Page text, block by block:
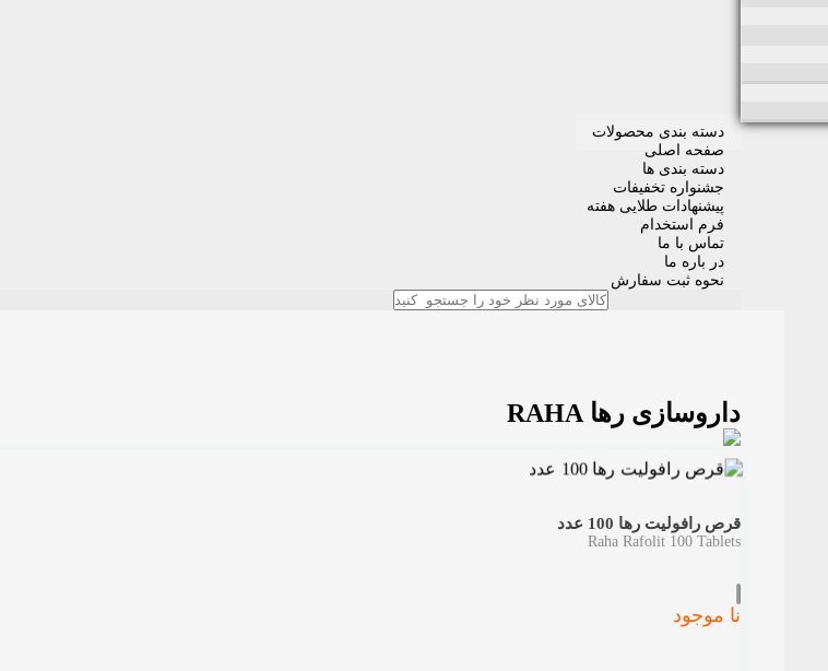
دسته بندی محصولات
صفحه اصلی
دسته بندی ها
جشنواره تخفیفات
پیشنهادات طلایی هفته
فرم استخدام
تماس با ما
در باره ما
نحوه ثبت سفارش
داروسازی رها RAHA
قرص رافولیت رها 100 عدد
Raha Rafolit 100 Tablets
نا موجود